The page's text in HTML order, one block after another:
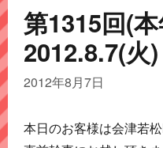
第1315回(
2012.8.7(火)
2012年8月7日
本日のお客様は会津若